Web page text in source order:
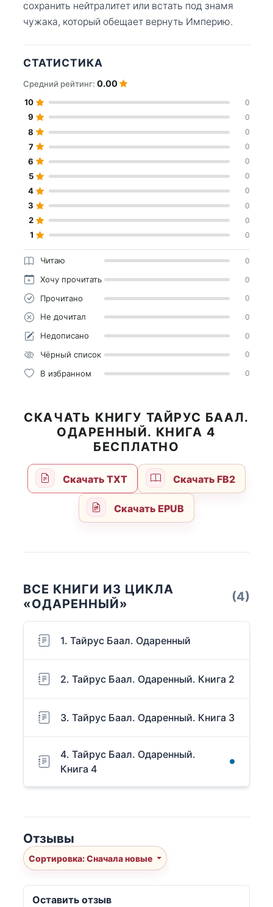
сохранить нейтралитет или встать под знамя
чужака, который обещает вернуть Империю.
СТАТИСТИКА
Средний рейтинг: 0.00
10 0
9 0
8 0
7 0
6 0
5 0
4 0
3 0
2 0
1 0
Читаю 0
Хочу прочитать 0
Прочитано 0
Не дочитал 0
Недописано 0
Чёрный список 0
В избранном 0
СКАЧАТЬ КНИГУ ТАЙРУС БААЛ.
ОДАРЕННЫЙ. КНИГА 4
БЕСПЛАТНО
Скачать TXT Скачать FB2
Скачать EPUB
ВСЕ КНИГИ ИЗ ЦИКЛА
«ОДАРЕННЫЙ»
(4)
1. Тайрус Баал. Одаренный
2. Тайрус Баал. Одаренный. Книга 2
3. Тайрус Баал. Одаренный. Книга 3
4. Тайрус Баал. Одаренный.
Книга 4
Отзывы
Сортировка: Сначала новые
Оставить отзыв